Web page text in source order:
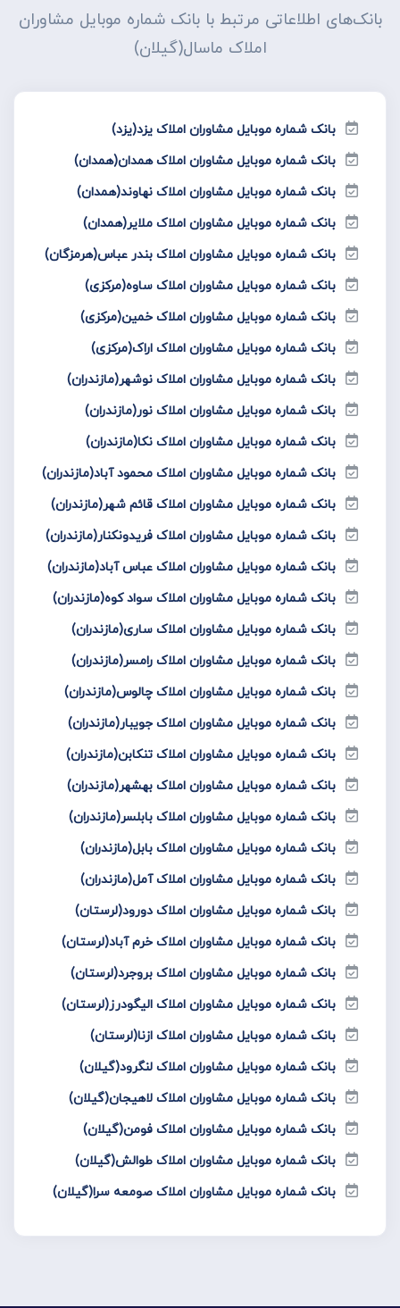
بانک‌های اطلاعاتی مرتبط با بانک شماره موبایل مشاوران
املاک ماسال(گیلان)
بانک شماره موبایل مشاوران املاک یزد(یزد)
بانک شماره موبایل مشاوران املاک همدان(همدان)
بانک شماره موبایل مشاوران املاک نهاوند(همدان)
بانک شماره موبایل مشاوران املاک ملایر(همدان)
بانک شماره موبایل مشاوران املاک بندر عباس(هرمزگان)
بانک شماره موبایل مشاوران املاک ساوه(مرکزی)
بانک شماره موبایل مشاوران املاک خمین(مرکزی)
بانک شماره موبایل مشاوران املاک اراک(مرکزی)
بانک شماره موبایل مشاوران املاک نوشهر(مازندران)
بانک شماره موبایل مشاوران املاک نور(مازندران)
بانک شماره موبایل مشاوران املاک نکا(مازندران)
بانک شماره موبایل مشاوران املاک محمود آباد(مازندران)
بانک شماره موبایل مشاوران املاک قائم شهر(مازندران)
بانک شماره موبایل مشاوران املاک فریدونکنار(مازندران)
بانک شماره موبایل مشاوران املاک عباس آباد(مازندران)
بانک شماره موبایل مشاوران املاک سواد کوه(مازندران)
بانک شماره موبایل مشاوران املاک ساری(مازندران)
بانک شماره موبایل مشاوران املاک رامسر(مازندران)
بانک شماره موبایل مشاوران املاک چالوس(مازندران)
بانک شماره موبایل مشاوران املاک جویبار(مازندران)
بانک شماره موبایل مشاوران املاک تنکابن(مازندران)
بانک شماره موبایل مشاوران املاک بهشهر(مازندران)
بانک شماره موبایل مشاوران املاک بابلسر(مازندران)
بانک شماره موبایل مشاوران املاک بابل(مازندران)
بانک شماره موبایل مشاوران املاک آمل(مازندران)
بانک شماره موبایل مشاوران املاک دورود(لرستان)
بانک شماره موبایل مشاوران املاک خرم آباد(لرستان)
بانک شماره موبایل مشاوران املاک بروجرد(لرستان)
بانک شماره موبایل مشاوران املاک الیگودرز(لرستان)
بانک شماره موبایل مشاوران املاک ازنا(لرستان)
بانک شماره موبایل مشاوران املاک لنگرود(گیلان)
بانک شماره موبایل مشاوران املاک لاهیجان(گیلان)
بانک شماره موبایل مشاوران املاک فومن(گیلان)
بانک شماره موبایل مشاوران املاک طوالش(گیلان)
بانک شماره موبایل مشاوران املاک صومعه سرا(گیلان)